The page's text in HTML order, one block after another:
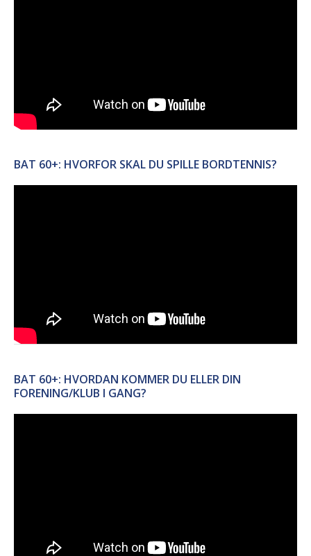
BAT 60+: HVORFOR SKAL DU SPILLE BORDTENNIS?
BAT 60+: HVORDAN KOMMER DU ELLER DIN
FORENING/KLUB I GANG?